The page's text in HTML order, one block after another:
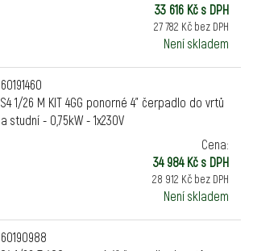
33 616 Kč s DPH
27 782 Kč bez DPH
Není skladem
60191460
S4 1/26 M KIT 4GG ponorné 4" čerpadlo do vrtů
a studní - 0,75kW - 1x230V
Cena:
34 984 Kč s DPH
28 912 Kč bez DPH
Není skladem
60190988